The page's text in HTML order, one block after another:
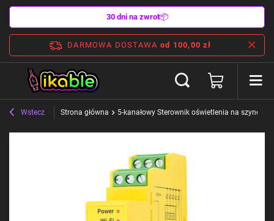
30 dni na zwrot📦
DARMOWA DOSTAWA od 100,00 zł
Wstecz Strona główna 5-kanałowy Sterownik oświetlenia na szynę